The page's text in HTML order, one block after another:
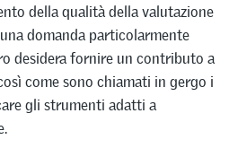
della qualità della valutazione
domanda particolarmente
desidera fornire un contributo a
come sono chiamati in gergo i
gli strumenti adatti a